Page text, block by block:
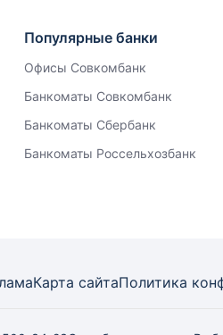
Популярные банки
Офисы Совкомбанк
Банкоматы Совкомбанк
Банкоматы Сбербанк
Банкоматы Россельхозбанк
Карта сайтаПолитика